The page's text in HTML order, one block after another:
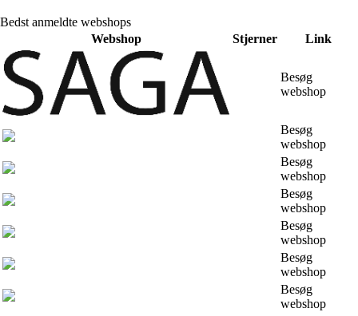
Bedst anmeldte webshops
Webshop
Stjerner Link
Besøg
webshop
Besøg
webshop
Besøg
webshop
Besøg
webshop
Besøg
webshop
Besøg
webshop
Besøg
webshop